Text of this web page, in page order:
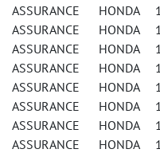
ASSURANCE HONDA
ASSURANCE HONDA
ASSURANCE HONDA
ASSURANCE HONDA
ASSURANCE HONDA
ASSURANCE HONDA
ASSURANCE HONDA
ASSURANCE HONDA